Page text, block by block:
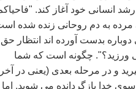
انسانی خود آغاز کند.
مرده به دم روحانی زنده شده
دوباره بدست آورده اند انتظار حق
ورزيد؟‌". چگونه است که شما
و در مرحله بعدی (يعنی در
خدا بازگردانده می شويد, اما